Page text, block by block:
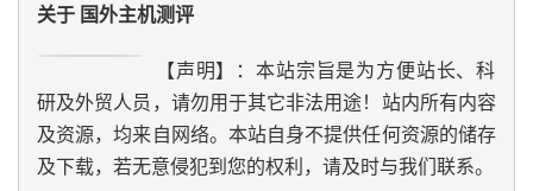
关于 国外主机测评
【声明】：本站宗旨是为方便站长、科
研及外贸人员，请勿用于其它非法用途！站内所有内容
及资源，均来自网络。本站自身不提供任何资源的储存
及下载，若无意侵犯到您的权利，请及时与我们联系。